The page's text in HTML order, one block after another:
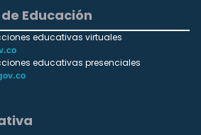
Educación
educativas virtuales
educativas presenciales